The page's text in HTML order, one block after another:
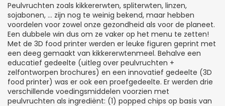
Peulvruchten zoals kikkererwten, spliterwten, linzen,
sojabonen, … zijn nog te weinig bekend, maar hebben
voordelen voor zowel onze gezondheid als voor de planeet.
Een dubbele win dus om ze vaker op het menu te zetten!
Met de 3D food printer werden er leuke figuren geprint met
een deeg gemaakt van kikkererwtenmeel. Behalve een
educatief gedeelte (uitleg over peulvruchten +
zelfontworpen brochures) en een innovatief gedeelte (3D
food printer) was er ook een proefgedeelte. Er werden drie
verschillende voedingsmiddelen voorzien met
peulvruchten als ingrediënt: (1) popped chips op basis van